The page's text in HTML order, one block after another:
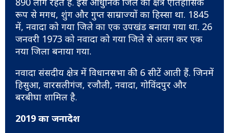
रूप से मगध, शुंग और गुप्त साम्राज्यों का हिस्सा था. 1845
में, नवादा को गया जिले का एक उपखंड बनाया गया था. 26
जनवरी 1973 को नवादा को गया जिले से अलग कर एक
नया जिला बनाया गया.
नवादा संसदीय क्षेत्र में विधानसभा की 6 सीटें आती हैं. जिनमें
हिसुआ, वारसलीगंज, रजौली, नवादा, गोविंदपुर और
बरबीघा शामिल है.
2019 का जनादेश